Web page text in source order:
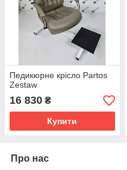
Педикюрне крісло Partos
Zestaw
16 830 ₴
Купити
Про нас